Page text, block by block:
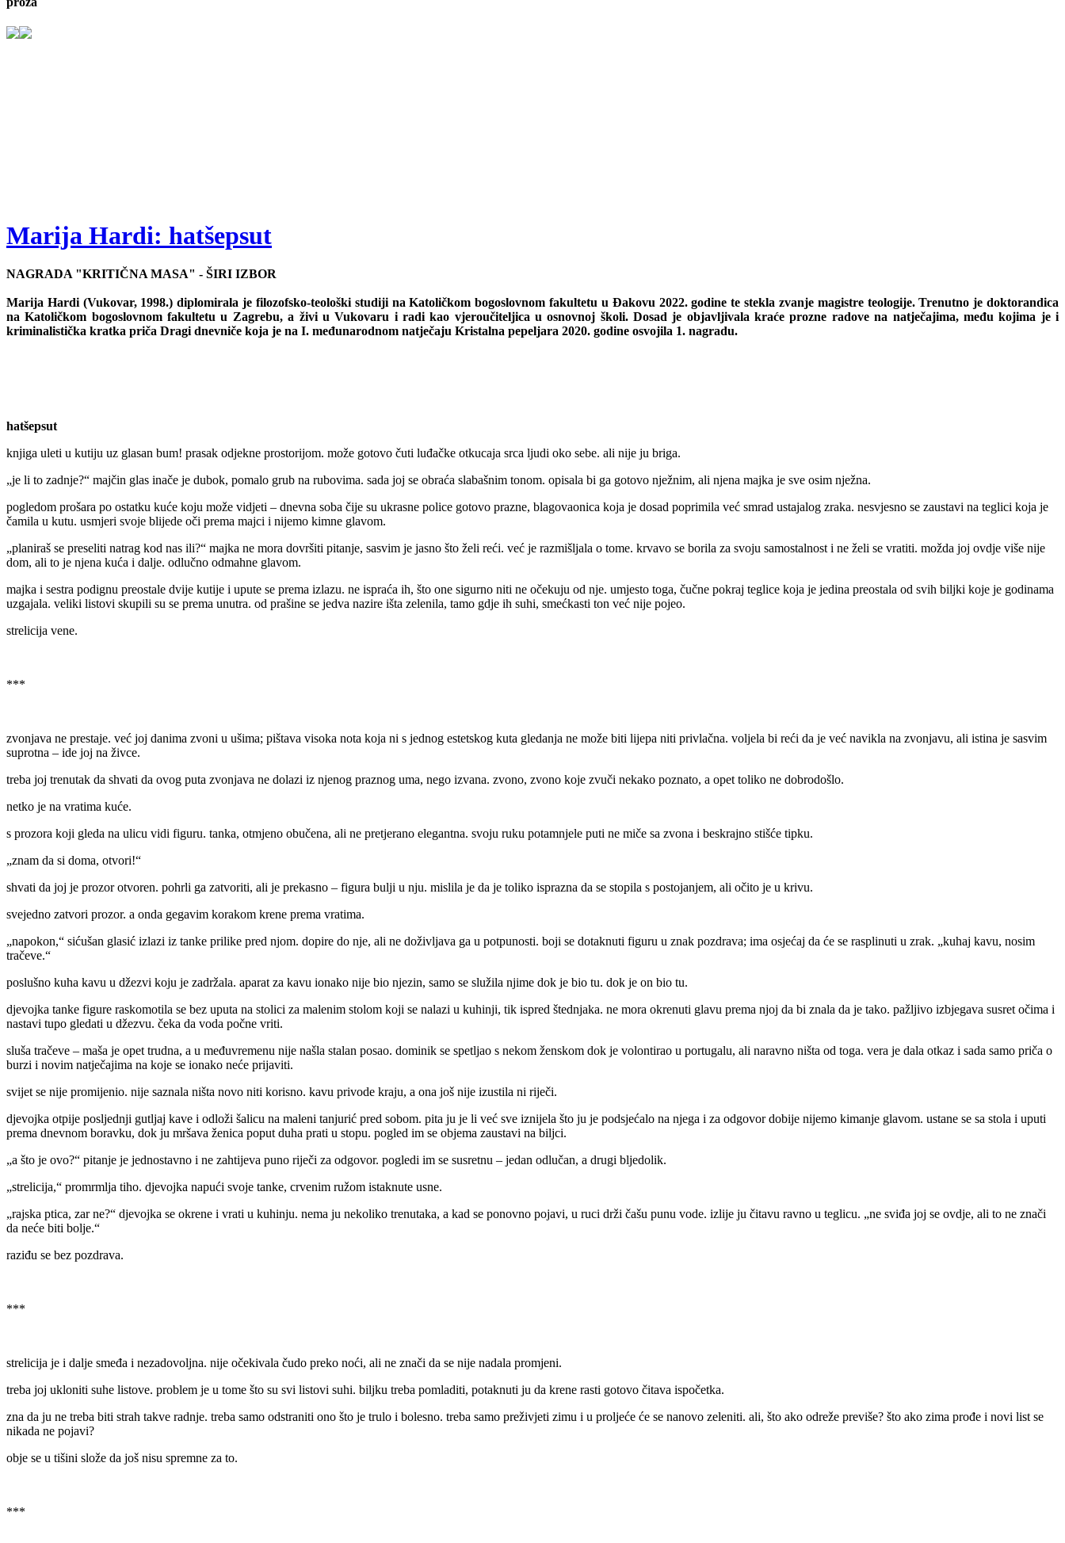
Marija Hardi: hatšepsut
NAGRADA "KRITIČNA MASA" - ŠIRI IZBOR
Marija Hardi (Vukovar, 1998.) diplomirala je filozofsko-teološki studiji na Katoličkom bogoslovnom fakultetu u Đakovu 2022. godine te stekla zvanje magistre teologije. Trenutno je doktorandica
na Katoličkom bogoslovnom fakultetu u Zagrebu, a živi u Vukovaru i radi kao vjeroučiteljica u osnovnoj školi. Dosad je objavljivala kraće prozne radove na natječajima, među kojima je i
kriminalistička kratka priča Dragi dnevniče koja je na I. međunarodnom natječaju Kristalna pepeljara 2020. godine osvojila 1. nagradu.
hatšepsut
knjiga uleti u kutiju uz glasan bum! prasak odjekne prostorijom. može gotovo čuti luđačke otkucaja srca ljudi oko sebe. ali nije ju briga.
„je li to zadnje?“ majčin glas inače je dubok, pomalo grub na rubovima. sada joj se obraća slabašnim tonom. opisala bi ga gotovo nježnim, ali njena majka je sve osim nježna.
pogledom prošara po ostatku kuće koju može vidjeti – dnevna soba čije su ukrasne police gotovo prazne, blagovaonica koja je dosad poprimila već smrad ustajalog zraka. nesvjesno se zaustavi na teglici koja je
čamila u kutu. usmjeri svoje blijede oči prema majci i nijemo kimne glavom.
„planiraš se preseliti natrag kod nas ili?“ majka ne mora dovršiti pitanje, sasvim je jasno što želi reći. već je razmišljala o tome. krvavo se borila za svoju samostalnost i ne želi se vratiti. možda joj ovdje više nije
dom, ali to je njena kuća i dalje. odlučno odmahne glavom.
majka i sestra podignu preostale dvije kutije i upute se prema izlazu. ne ispraća ih, što one sigurno niti ne očekuju od nje. umjesto toga, čučne pokraj teglice koja je jedina preostala od svih biljki koje je godinama
uzgajala. veliki listovi skupili su se prema unutra. od prašine se jedva nazire išta zelenila, tamo gdje ih suhi, smećkasti ton već nije pojeo.
strelicija vene.
***
zvonjava ne prestaje. već joj danima zvoni u ušima; pištava visoka nota koja ni s jednog estetskog kuta gledanja ne može biti lijepa niti privlačna. voljela bi reći da je već navikla na zvonjavu, ali istina je sasvim
suprotna – ide joj na živce.
treba joj trenutak da shvati da ovog puta zvonjava ne dolazi iz njenog praznog uma, nego izvana. zvono, zvono koje zvuči nekako poznato, a opet toliko ne dobrodošlo.
netko je na vratima kuće.
s prozora koji gleda na ulicu vidi figuru. tanka, otmjeno obučena, ali ne pretjerano elegantna. svoju ruku potamnjele puti ne miče sa zvona i beskrajno stišće tipku.
„znam da si doma, otvori!“
shvati da joj je prozor otvoren. pohrli ga zatvoriti, ali je prekasno – figura bulji u nju. mislila je da je toliko isprazna da se stopila s postojanjem, ali očito je u krivu.
svejedno zatvori prozor. a onda gegavim korakom krene prema vratima.
„napokon,“ sićušan glasić izlazi iz tanke prilike pred njom. dopire do nje, ali ne doživljava ga u potpunosti. boji se dotaknuti figuru u znak pozdrava; ima osjećaj da će se rasplinuti u zrak. „kuhaj kavu, nosim
tračeve.“
poslušno kuha kavu u džezvi koju je zadržala. aparat za kavu ionako nije bio njezin, samo se služila njime dok je bio tu. dok je on bio tu.
djevojka tanke figure raskomotila se bez uputa na stolici za malenim stolom koji se nalazi u kuhinji, tik ispred štednjaka. ne mora okrenuti glavu prema njoj da bi znala da je tako. pažljivo izbjegava susret očima i
nastavi tupo gledati u džezvu. čeka da voda počne vriti.
sluša tračeve – maša je opet trudna, a u međuvremenu nije našla stalan posao. dominik se spetljao s nekom ženskom dok je volontirao u portugalu, ali naravno ništa od toga. vera je dala otkaz i sada samo priča o
burzi i novim natječajima na koje se ionako neće prijaviti.
svijet se nije promijenio. nije saznala ništa novo niti korisno. kavu privode kraju, a ona još nije izustila ni riječi.
djevojka otpije posljednji gutljaj kave i odloži šalicu na maleni tanjurić pred sobom. pita ju je li već sve iznijela što ju je podsjećalo na njega i za odgovor dobije nijemo kimanje glavom. ustane se sa stola i uputi
prema dnevnom boravku, dok ju mršava ženica poput duha prati u stopu. pogled im se objema zaustavi na biljci.
„a što je ovo?“ pitanje je jednostavno i ne zahtijeva puno riječi za odgovor. pogledi im se susretnu – jedan odlučan, a drugi bljedolik.
„strelicija,“ promrmlja tiho. djevojka napući svoje tanke, crvenim ružom istaknute usne.
„rajska ptica, zar ne?“ djevojka se okrene i vrati u kuhinju. nema ju nekoliko trenutaka, a kad se ponovno pojavi, u ruci drži čašu punu vode. izlije ju čitavu ravno u teglicu. „ne sviđa joj se ovdje, ali to ne znači
da neće biti bolje.“
raziđu se bez pozdrava.
***
strelicija je i dalje smeđa i nezadovoljna. nije očekivala čudo preko noći, ali ne znači da se nije nadala promjeni.
treba joj ukloniti suhe listove. problem je u tome što su svi listovi suhi. biljku treba pomladiti, potaknuti ju da krene rasti gotovo čitava ispočetka.
zna da ju ne treba biti strah takve radnje. treba samo odstraniti ono što je trulo i bolesno. treba samo preživjeti zimu i u proljeće će se nanovo zeleniti. ali, što ako odreže previše? što ako zima prođe i novi list se
nikada ne pojavi?
obje se u tišini slože da još nisu spremne za to.
***